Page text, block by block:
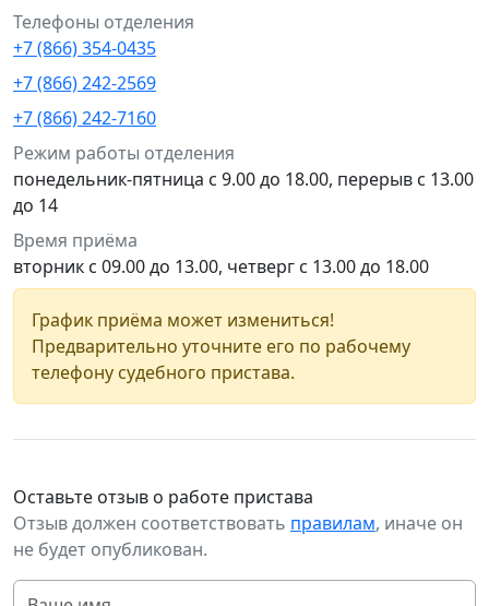
Телефоны отделения
+7 (866) 354-0435
+7 (866) 242-2569
+7 (866) 242-7160
Режим работы отделения
понедельник-пятница с 9.00 до 18.00, перерыв с 13.00
до 14
Время приёма
вторник с 09.00 до 13.00, четверг с 13.00 до 18.00
График приёма может измениться!
Предварительно уточните его по рабочему
телефону судебного пристава.
Оставьте отзыв о работе пристава
Отзыв должен соответствовать правилам, иначе он
не будет опубликован.